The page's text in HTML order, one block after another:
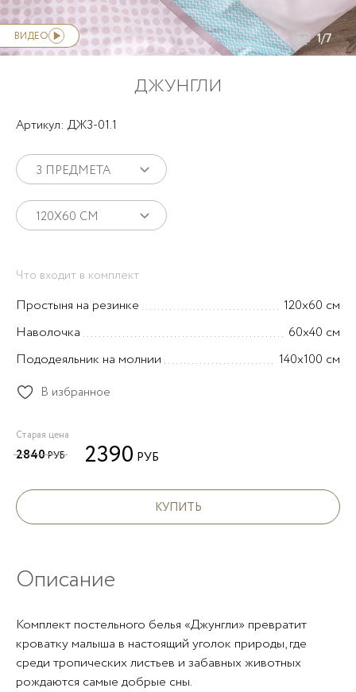
1/7
ВИДЕО
ДЖУНГЛИ
Артикул: ДЖ3-01.1
3 ПРЕДМЕТА
120Х60 СМ
Что входит в комплект
Простыня на резинке
120х60 см
Наволочка
60х40 см
Пододеяльник на молнии
140х100 см
В избранное
Старая цена
2840РУБ 2390 РУБ
КУПИТЬ
Описание
Комплект постельного белья «Джунгли» превратит
кроватку малыша в настоящий уголок природы, где
среди тропических листьев и забавных животных
рождаются самые добрые сны.